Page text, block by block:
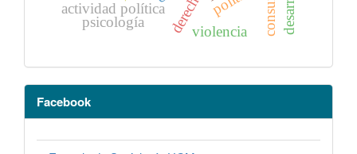
actividad política
psicología
violencia
Facebook